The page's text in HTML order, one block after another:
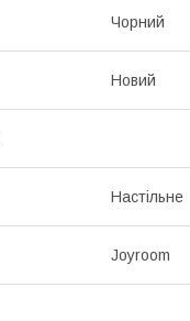
Чорний
Новий
Настільне
Joyroom